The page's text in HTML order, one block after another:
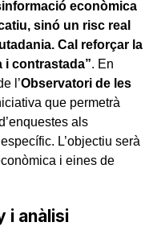
econòmica
sinó un risc real
Cal reforçar la
i contrastada”. En
l’Observatori de les
que permetrà
als
L’objectiu serà
i eines de
i anàlisi